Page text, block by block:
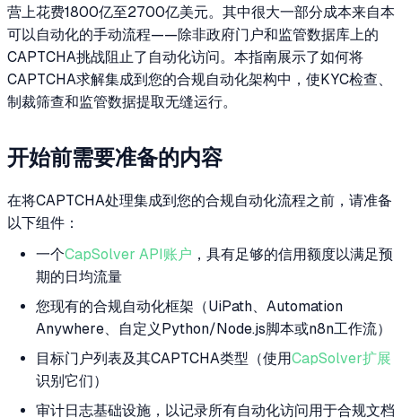
营上花费1800亿至2700亿美元。其中很大一部分成本来自本
可以自动化的手动流程——除非政府门户和监管数据库上的
CAPTCHA挑战阻止了自动化访问。本指南展示了如何将
CAPTCHA求解集成到您的合规自动化架构中，使KYC检查、
制裁筛查和监管数据提取无缝运行。
开始前需要准备的内容
在将CAPTCHA处理集成到您的合规自动化流程之前，请准备
以下组件：
一个CapSolver API账户 ，具有足够的信用额度以满足预
期的日均流量
您现有的合规自动化框架（UiPath、Automation
Anywhere、自定义Python/Node.js脚本或n8n工作流）
目标门户列表及其CAPTCHA类型（使用CapSolver扩展
识别它们）
审计日志基础设施，以记录所有自动化访问用于合规文档